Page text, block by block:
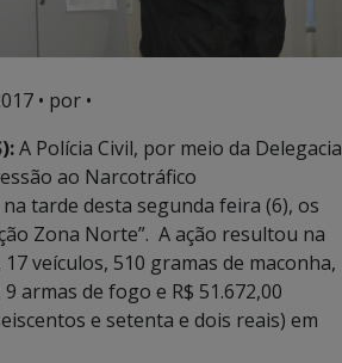
• por •
A Polícia Civil, por meio da Delegacia
ao Narcotráfico
tarde desta segunda feira (6), os
Zona Norte”. A ação resultou na
veículos, 510 gramas de maconha,
armas de fogo e R$ 51.672,00
e setenta e dois reais) em